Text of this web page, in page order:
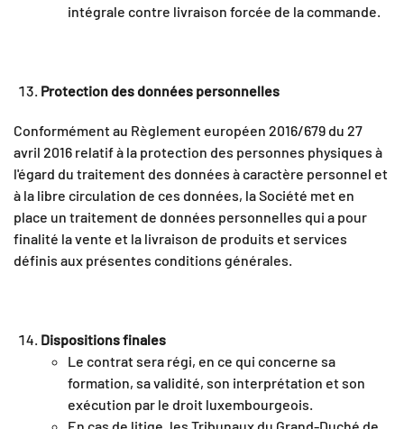
intégrale contre livraison forcée de la commande.
Protection des données personnelles
Conformément au Règlement européen 2016/679 du 27
avril 2016 relatif à la protection des personnes physiques à
l'égard du traitement des données à caractère personnel et
à la libre circulation de ces données, la Société met en
place un traitement de données personnelles qui a pour
finalité la vente et la livraison de produits et services
définis aux présentes conditions générales.
Dispositions finales
Le contrat sera régi, en ce qui concerne sa
formation, sa validité, son interprétation et son
exécution par le droit luxembourgeois.